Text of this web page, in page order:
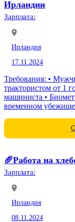
Ирландии
Зарплата:
Ирландия
17.11.2024
Требования: •
трактористом от 1
машиниста •
временном убежище в Ирландии
🥖Работа на
Зарплата:
Ирландия
08.11.2024